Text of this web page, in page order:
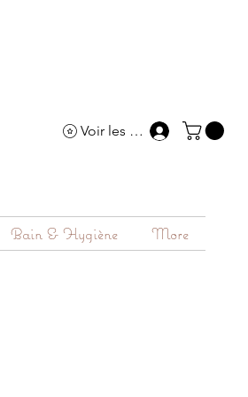
Voir les points
Bain & Hygiène More